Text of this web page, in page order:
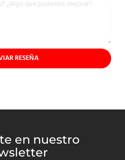
RESEÑA
en nuestro